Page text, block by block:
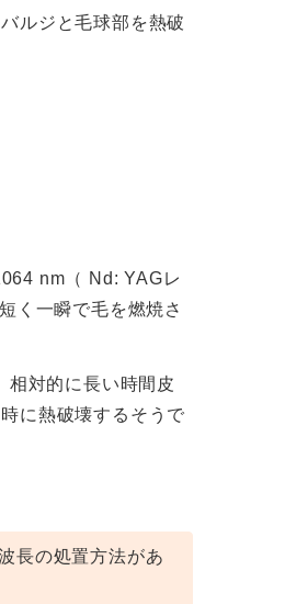
ルジと毛球部を熱破
nm（ Nd: YAGレ
く一瞬で毛を燃焼さ
相対的に長い時間皮
に熱破壊するそうで
長の処置方法があ